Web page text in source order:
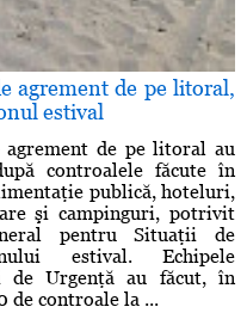
agrement de pe litoral,
estival
de pe litoral au
controalele făcute în
publică, hoteluri,
şi campinguri, potrivit
pentru Situaţii de
estival. Echipele
de Urgenţă au făcut, în
de controale la ...